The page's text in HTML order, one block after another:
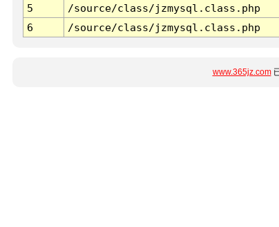
5
/source/class/jzmysql.class.php
6
/source/class/jzmysql.class.php
www.365jz.com